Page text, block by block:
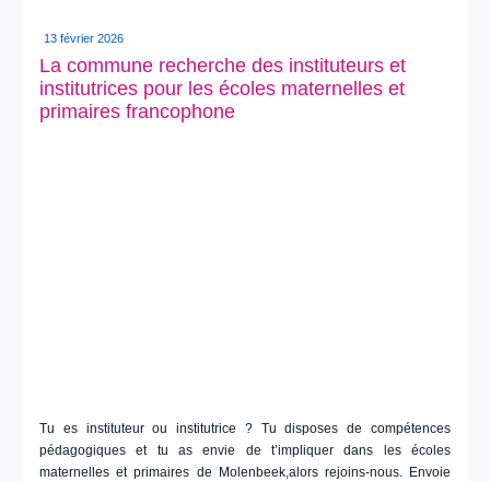
13 février 2026
La commune recherche des instituteurs et
institutrices pour les écoles maternelles et
primaires francophone
Tu es instituteur ou institutrice ? Tu disposes de compétences
pédagogiques et tu as envie de t’impliquer dans les écoles
maternelles et primaires de Molenbeek,alors rejoins-nous. Envoie